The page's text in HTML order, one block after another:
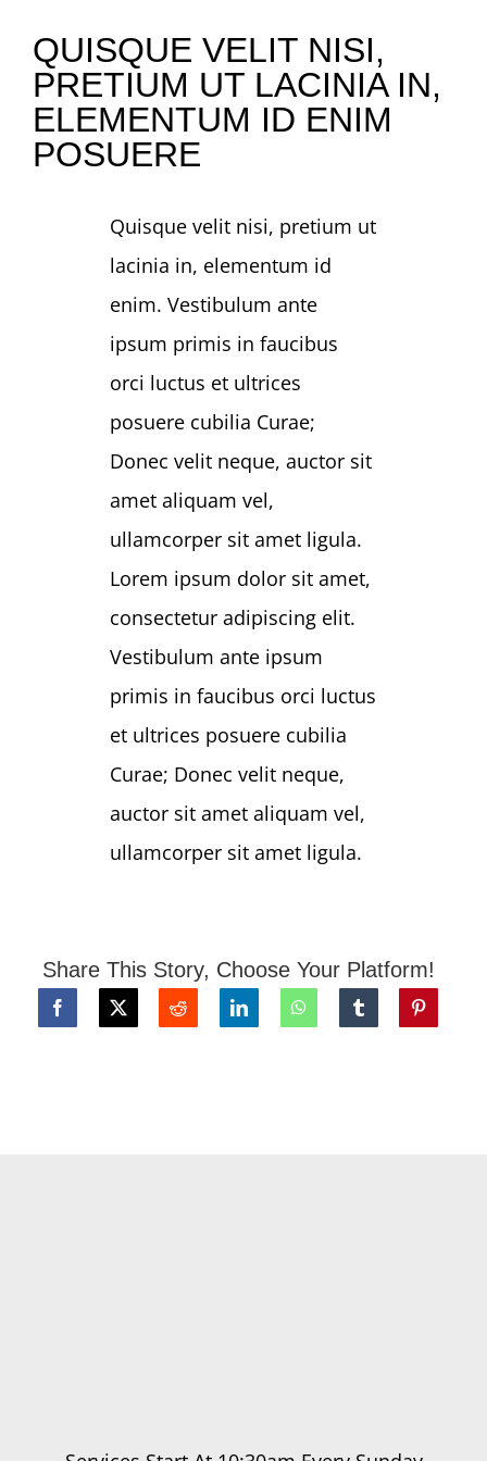
NEWS
GIVE
QUISQUE VELIT NISI,
PRETIUM UT LACINIA IN,
ELEMENTUM ID ENIM
POSUERE
Quisque velit nisi, pretium ut
lacinia in, elementum id
enim. Vestibulum ante
ipsum primis in faucibus
orci luctus et ultrices
posuere cubilia Curae;
Donec velit neque, auctor sit
amet aliquam vel,
ullamcorper sit amet ligula.
Lorem ipsum dolor sit amet,
consectetur adipiscing elit.
Vestibulum ante ipsum
primis in faucibus orci luctus
et ultrices posuere cubilia
Curae; Donec velit neque,
auctor sit amet aliquam vel,
ullamcorper sit amet ligula.
Share This Story, Choose Your Platform!